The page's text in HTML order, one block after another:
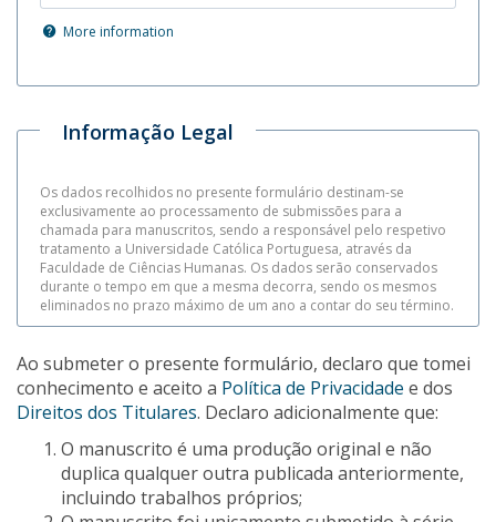
More information
Informação Legal
Os dados recolhidos no presente formulário destinam-se
exclusivamente ao processamento de submissões para a
chamada para manuscritos, sendo a responsável pelo respetivo
tratamento a Universidade Católica Portuguesa, através da
Faculdade de Ciências Humanas. Os dados serão conservados
durante o tempo em que a mesma decorra, sendo os mesmos
eliminados no prazo máximo de um ano a contar do seu término.
Ao submeter o presente formulário, declaro que tomei
conhecimento e aceito a Política de Privacidade e dos
Direitos dos Titulares. Declaro adicionalmente que:
O manuscrito é uma produção original e não
duplica qualquer outra publicada anteriormente,
incluindo trabalhos próprios;